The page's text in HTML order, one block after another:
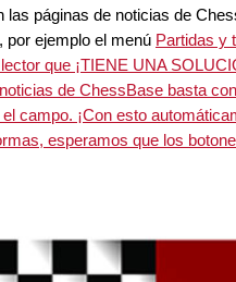
las páginas de noticias de
por ejemplo el menú Partidas y
que ¡TIENE UNA
de ChessBase basta
campo. ¡Con esto
esperamos que los